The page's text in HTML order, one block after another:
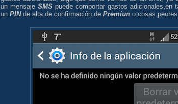
un mensaje SMS puede comportar gastos adicionales,en
un PINde alta de confirmación de Premiun o cosas